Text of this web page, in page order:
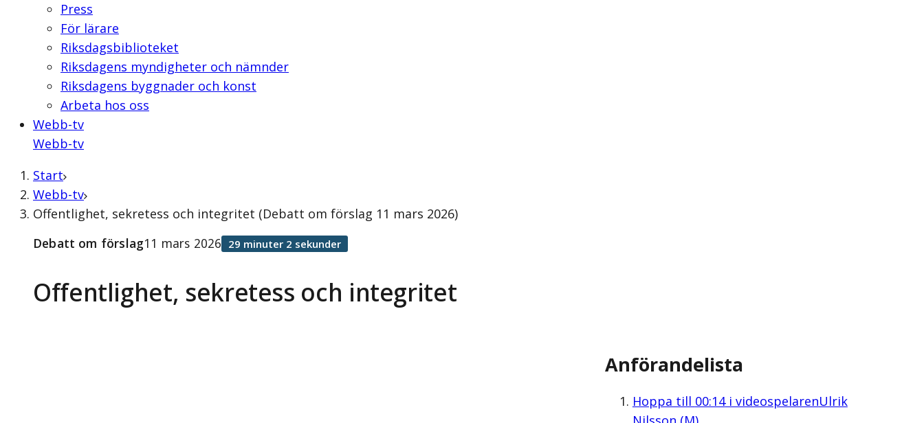
Press
För lärare
Riksdagsbiblioteket
Riksdagens myndigheter och nämnder
Riksdagens byggnader och konst
Arbeta hos oss
Webb-tv
Webb-tv
Start
Webb-tv
Offentlighet, sekretess och integritet (Debatt om förslag 11 mars 2026)
Offentlighet, sekretess och integritet
Debatt om förslag11 mars 2026 29 minuter 2 sekunder
Anförandelista
Hoppa till 00:14i videospelarenUlrik